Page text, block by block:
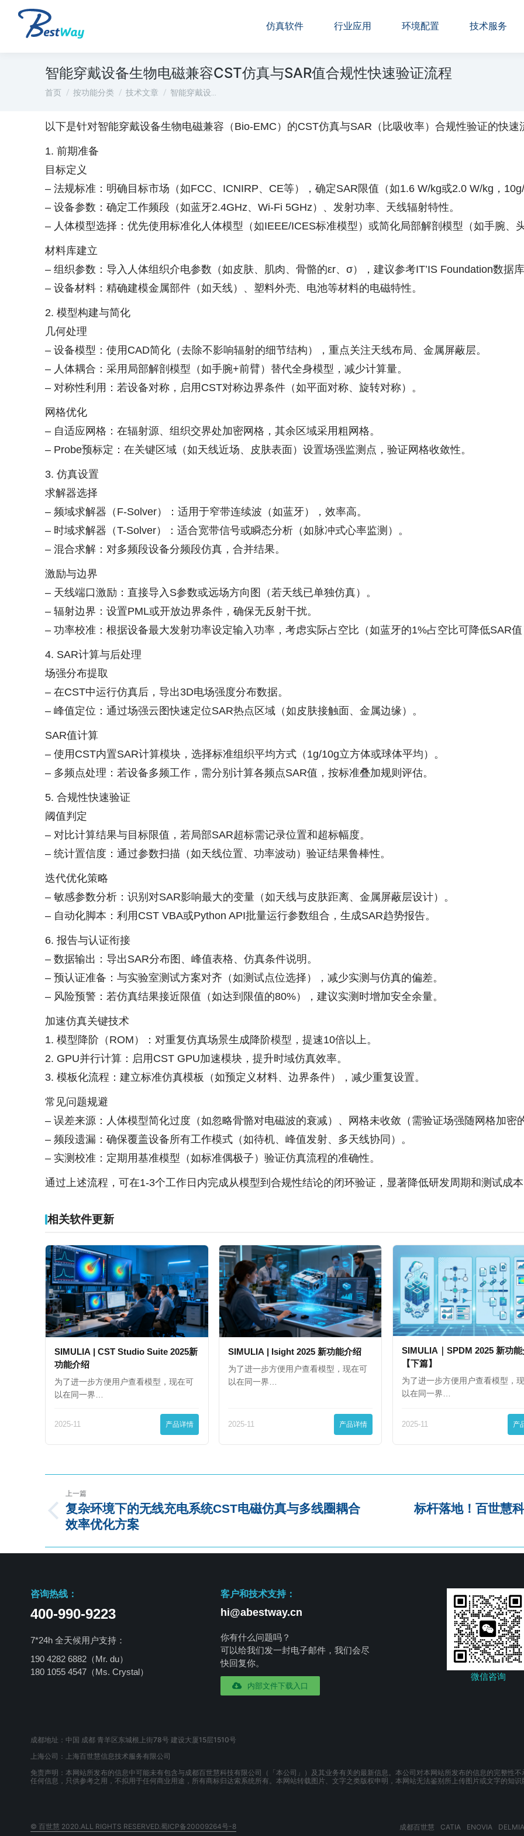
仿真软件 行业应用 环境配置 技术服务
智能穿戴设备生物电磁兼容CST仿真与SAR值合规性快速验证流程
您在这里：
首页 按功能分类 技术文章 智能穿戴设…
以下是针对智能穿戴设备生物电磁兼容（Bio-EMC）的CST仿真与SAR（比吸收率）合规性验证的快
1. 前期准备
目标定义
– 法规标准：明确目标市场（如FCC、ICNIRP、CE等），确定SAR限值（如1.6 W/kg或2.0 W/kg，
– 设备参数：确定工作频段（如蓝牙2.4GHz、Wi-Fi 5GHz）、发射功率、天线辐射特性。
– 人体模型选择：优先使用标准化人体模型（如IEEE/ICES标准模型）或简化局部解剖模型（如手腕、
材料库建立
– 组织参数：导入人体组织介电参数（如皮肤、肌肉、骨骼的εr、σ），建议参考IT’IS Foundation数据
– 设备材料：精确建模金属部件（如天线）、塑料外壳、电池等材料的电磁特性。
2. 模型构建与简化
几何处理
– 设备模型：使用CAD简化（去除不影响辐射的细节结构），重点关注天线布局、金属屏蔽层。
– 人体耦合：采用局部解剖模型（如手腕+前臂）替代全身模型，减少计算量。
– 对称性利用：若设备对称，启用CST对称边界条件（如平面对称、旋转对称）。
网格优化
– 自适应网格：在辐射源、组织交界处加密网格，其余区域采用粗网格。
– Probe预标定：在关键区域（如天线近场、皮肤表面）设置场强监测点，验证网格收敛性。
3. 仿真设置
求解器选择
– 频域求解器（F-Solver）：适用于窄带连续波（如蓝牙），效率高。
– 时域求解器（T-Solver）：适合宽带信号或瞬态分析（如脉冲式心率监测）。
– 混合求解：对多频段设备分频段仿真，合并结果。
激励与边界
– 天线端口激励：直接导入S参数或远场方向图（若天线已单独仿真）。
– 辐射边界：设置PML或开放边界条件，确保无反射干扰。
– 功率校准：根据设备最大发射功率设定输入功率，考虑实际占空比（如蓝牙的1%占空比可降低SAR
4. SAR计算与后处理
场强分布提取
– 在CST中运行仿真后，导出3D电场强度分布数据。
– 峰值定位：通过场强云图快速定位SAR热点区域（如皮肤接触面、金属边缘）。
SAR值计算
– 使用CST内置SAR计算模块，选择标准组织平均方式（1g/10g立方体或球体平均）。
– 多频点处理：若设备多频工作，需分别计算各频点SAR值，按标准叠加规则评估。
5. 合规性快速验证
阈值判定
– 对比计算结果与目标限值，若局部SAR超标需记录位置和超标幅度。
– 统计置信度：通过参数扫描（如天线位置、功率波动）验证结果鲁棒性。
迭代优化策略
– 敏感参数分析：识别对SAR影响最大的变量（如天线与皮肤距离、金属屏蔽层设计）。
– 自动化脚本：利用CST VBA或Python API批量运行参数组合，生成SAR趋势报告。
6. 报告与认证衔接
– 数据输出：导出SAR分布图、峰值表格、仿真条件说明。
– 预认证准备：与实验室测试方案对齐（如测试点位选择），减少实测与仿真的偏差。
– 风险预警：若仿真结果接近限值（如达到限值的80%），建议实测时增加安全余量。
加速仿真关键技术
1. 模型降阶（ROM）：对重复仿真场景生成降阶模型，提速10倍以上。
2. GPU并行计算：启用CST GPU加速模块，提升时域仿真效率。
3. 模板化流程：建立标准仿真模板（如预定义材料、边界条件），减少重复设置。
常见问题规避
– 误差来源：人体模型简化过度（如忽略骨骼对电磁波的衰减）、网格未收敛（需验证场强随网格加密
– 频段遗漏：确保覆盖设备所有工作模式（如待机、峰值发射、多天线协同）。
– 实测校准：定期用基准模型（如标准偶极子）验证仿真流程的准确性。
通过上述流程，可在1-3个工作日内完成从模型到合规性结论的闭环验证，显著降低研发周期和测试成
相关软件更新
SIMULIA | CST Studio Suite 2025新
功能介绍
为了进一步方便用户查看模型，现在可
以在同一界…
2025-11 产品详情
SIMULIA | Isight 2025 新功能介绍
为了进一步方便用户查看模型，现在可
以在同一界…
2025-11 产品详情
SIMULIA｜SPDM 2025 新功能
【下篇】
为了进一步方便用户查看模型，
以在同一界…
2025-11 产
上一篇
复杂环境下的无线充电系统CST电磁仿真与多线圈耦合
效率优化方案
标杆落地！百世慧
咨询热线：
400-990-9223
7*24h 全天候用户支持：
190 4282 6882（Mr. du）
180 1055 4547 （Ms. Crystal）
客户和技术支持：
hi@abestway.cn
你有什么问题吗？
可以给我们发一封电子邮件，我们会尽
快回复你。
内部文件下载入口
微信咨询
成都地址：中国 成都 青羊区东城根上街78号 建设大厦15层1510号
上海公司：上海百世慧信息技术服务有限公司
免责声明：本网站所发布的信息中可能未有包含与成都百世慧科技有限公司（「本公司」）及其业务有关的最新信息。本公司对本网站所发布的信息的完整性
任何信息，只供参考之用，不拟用于任何商业用途，所有商标归达索系统所有。本网站转载图片、文字之类版权申明，本网站无法鉴别所上传图片或文字的知
© 百世慧 2020.ALL RIGHTS RESERVED.蜀ICP备20009264号-8 成都百世慧 CATIA ENOVIA DELMIA